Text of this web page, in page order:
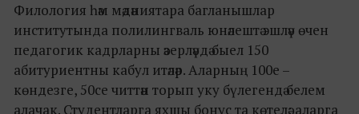
Филология һәм мәдәниятара багланышлар
институтында полилингваль юнәлештә эшләү өчен
педагогик кадрларны әзерләүдә быел 150
абитуриентны кабул итәләр. Аларның 100е –
көндезге, 50се читтән торып уку бүлегендә белем
алачак. Студентларга яхшы бонус та көтелә: аларга